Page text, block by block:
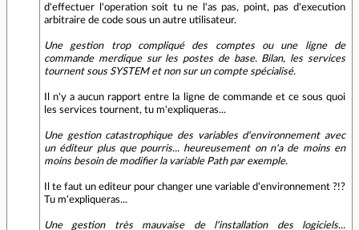
d'effectuer l'operation soit tu ne l'as pas, point, pas d'execution
arbitraire de code sous un autre utilisateur.
Une gestion trop compliqué des comptes ou une ligne de
commande merdique sur les postes de base. Bilan, les services
tournent sous SYSTEM et non sur un compte spécialisé.
Il n'y a aucun rapport entre la ligne de commande et ce sous quoi
les services tournent, tu m'expliqueras...
Une gestion catastrophique des variables d'environnement avec
un éditeur plus que pourris... heureusement on n'a de moins en
moins besoin de modifier la variable Path par exemple.
Il te faut un editeur pour changer une variable d'environnement ?!?
Tu m'expliqueras...
Une gestion très mauvaise de l'installation des logiciels...